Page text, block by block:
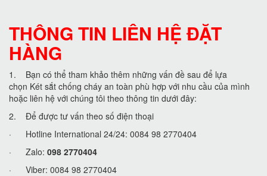
THÔNG TIN LIÊN HỆ ĐẶT
HÀNG
1. Bạn có thể tham khảo thêm những vấn đề sau để lựa
chọn Két sắt chống cháy an toàn phù hợp với nhu cầu của mình
hoặc liên hệ với chúng tôi theo thông tin dưới đây:
2. Để được tư vấn theo số điện thoại
· Hotline International 24/24: 0084 98 2770404
· Zalo: 098 2770404
· Viber: 0084 98 2770404